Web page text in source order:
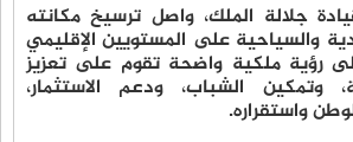
جلالة الملك، واصل ترسيخ مكانته
والسياحية على المستويين الإقليمي
رؤية ملكية واضحة تقوم على تعزيز
وتمكين الشباب، ودعم الاستثمار،
واستقراره.